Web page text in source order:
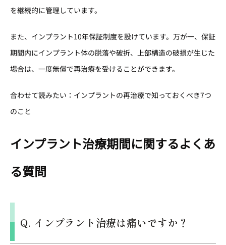
を継続的に管理しています。
また、インプラント10年保証制度を設けています。万が一、保証
期間内にインプラント体の脱落や破折、上部構造の破損が生じた
場合は、一度無償で再治療を受けることができます。
合わせて読みたい：インプラントの再治療で知っておくべき7つ
のこと
インプラント治療期間に関するよくあ
る質問
Q. インプラント治療は痛いですか？